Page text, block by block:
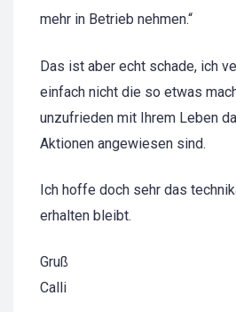
mehr in Betrieb nehmen.“
Das ist aber echt schade, ich
einfach nicht die so etwas
unzufrieden mit Ihrem Leben
Aktionen angewiesen sind.
Ich hoffe doch sehr das
erhalten bleibt.
Gruß
Calli